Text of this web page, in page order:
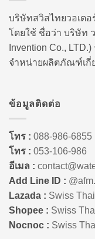
บริษัทสวิสไทยวอเต
โดยใช้ ชื่อว่า บริษัท
Invention Co.,
จำหน่ายผลิตภัณฑ์เกี่
ข้อมูลติดต่อ
โทร : 088-986-6855
โทร : 053-106-986
อีเมล :
Add Line ID :
Lazada : Swiss
Shopee : Swiss
Nocnoc : Swiss